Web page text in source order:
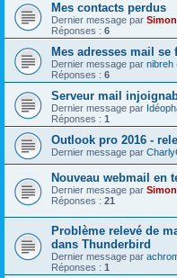
Mes contacts perdus
Dernier message par
Réponses : 6
Mes adresses mail
Dernier message par nibreh
Réponses : 6
Serveur mail
Dernier message par
Réponses : 1
Outlook pro 2016 -
Dernier message par
Nouveau webmail en
Dernier message par
Réponses : 21
Problème relevé de
dans Thunderbird
Dernier message par
Réponses : 1